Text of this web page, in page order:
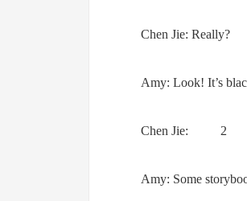
Chen Jie:
Amy: Look! It’s
Chen Jie: 2
Amy: Some